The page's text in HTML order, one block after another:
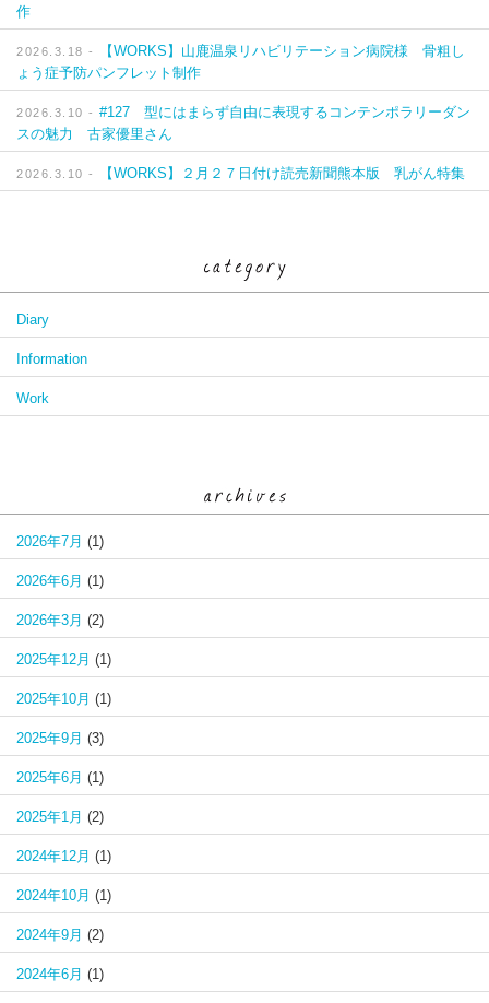
作
2026.3.18 -
【WORKS】山鹿温泉リハビリテーション病院様 骨粗し
ょう症予防パンフレット制作
2026.3.10 - #127 型にはまらず自由に表現するコンテンポラリーダン
スの魅力 古家優里さん
2026.3.10 - 【WORKS】２月２７日付け読売新聞熊本版 乳がん特集
Diary
Information
Work
2026年7月 (1)
2026年6月 (1)
2026年3月 (2)
2025年12月 (1)
2025年10月 (1)
2025年9月 (3)
2025年6月 (1)
2025年1月 (2)
2024年12月 (1)
2024年10月 (1)
2024年9月 (2)
2024年6月 (1)